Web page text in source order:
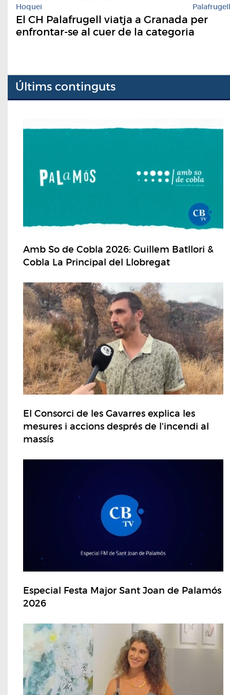
Hoquei Palafrugell
El CH Palafrugell viatja a Granada per
enfrontar-se al cuer de la categoria
Últims continguts
Amb So de Cobla 2026: Guillem Batllori &
Cobla La Principal del Llobregat
El Consorci de les Gavarres explica les
mesures i accions després de l'incendi al
massís
Especial Festa Major Sant Joan de Palamós
2026